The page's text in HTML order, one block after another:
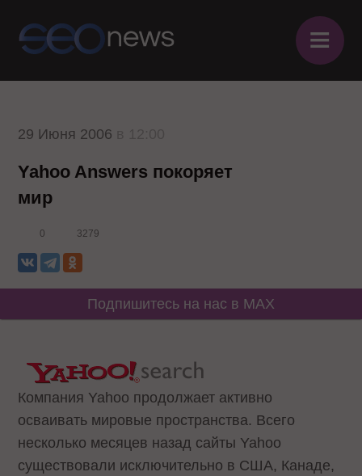
≡
29 Июня 2006
Yahoo Answers покоряет
мир
0 3279
Подпишитесь на нас в MAX
Компания Yahoo продолжает активно
осваивать мировые пространства. Всего
несколько месяцев назад сайты Yahoo
существовали исключительно в США, Канаде,